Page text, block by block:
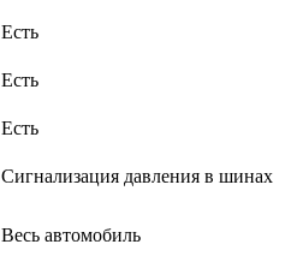
Есть
Есть
Есть
Сигнализация давления в шинах
Весь автомобиль